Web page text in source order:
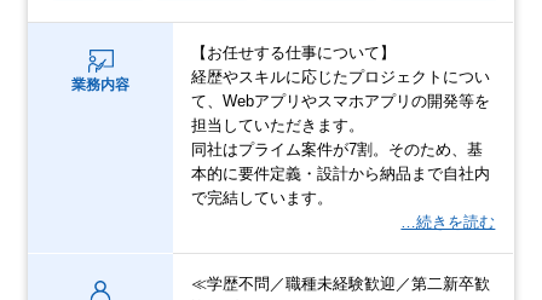
業務内容
【お任せする仕事について】
経歴やスキルに応じたプロジェクトについ
て、Webアプリやスマホアプリの開発等を
担当していただきます。
同社はプライム案件が7割。そのため、基
本的に要件定義・設計から納品まで自社内
で完結しています。
…続きを読む
≪学歴不問／職種未経験歓迎／第二新卒歓